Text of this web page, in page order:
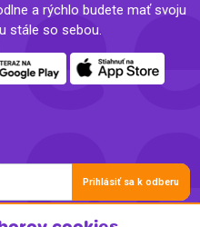
a rýchlo budete mať svoju
stále so sebou.
Prihlásiť sa k odberu